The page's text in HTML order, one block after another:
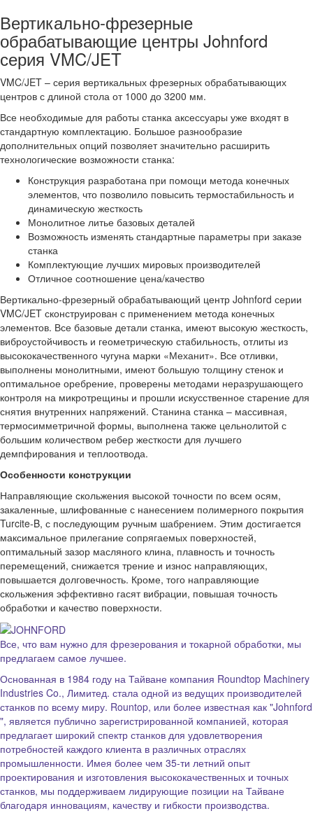
Вертикально-фрезерные
обрабатывающие центры Johnford
серия VMC/JET
VMC/JET – серия вертикальных фрезерных обрабатывающих
центров с длиной стола от 1000 до 3200 мм.
Все необходимые для работы станка аксессуары уже входят в
стандартную комплектацию. Большое разнообразие
дополнительных опций позволяет значительно расширить
технологические возможности станка:
Конструкция разработана при помощи метода конечных
элементов, что позволило повысить термостабильность и
динамическую жесткость
Монолитное литье базовых деталей
Возможность изменять стандартные параметры при заказе
станка
Комплектующие лучших мировых производителей
Отличное соотношение цена/качество
Вертикально-фрезерный обрабатывающий центр Johnford серии
VMC/JET сконструирован с применением метода конечных
элементов. Все базовые детали станка, имеют высокую жесткость,
виброустойчивость и геометрическую стабильность, отлиты из
высококачественного чугуна марки «Механит». Все отливки,
выполнены монолитными, имеют большую толщину стенок и
оптимальное оребрение, проверены методами неразрушающего
контроля на микротрещины и прошли искусственное старение для
снятия внутренних напряжений. Станина станка – массивная,
термосимметричной формы, выполнена также цельнолитой с
большим количеством ребер жесткости для лучшего
демпфирования и теплоотвода.
Особенности конструкции
Направляющие скольжения высокой точности по всем осям,
закаленные, шлифованные с нанесением полимерного покрытия
Turcite-B, с последующим ручным шабрением. Этим достигается
максимальное прилегание сопрягаемых поверхностей,
оптимальный зазор масляного клина, плавность и точность
перемещений, снижается трение и износ направляющих,
повышается долговечность. Кроме, того направляющие
скольжения эффективно гасят вибрации, повышая точность
обработки и качество поверхности.
Все, что вам нужно для фрезерования и токарной обработки, мы
предлагаем самое лучшее.
Основанная в 1984 году на Тайване компания Roundtop Machinery
Industries Co., Лимитед. стала одной из ведущих производителей
станков по всему миру. Rountop, или более известная как "Johnford
", является публично зарегистрированной компанией, которая
предлагает широкий спектр станков для удовлетворения
потребностей каждого клиента в различных отраслях
промышленности. Имея более чем 35-ти летний опыт
проектирования и изготовления высококачественных и точных
станков, мы поддерживаем лидирующие позиции на Тайване
благодаря инновациям, качеству и гибкости производства.